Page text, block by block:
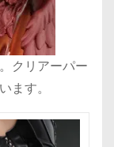
クリアーパー
ます。